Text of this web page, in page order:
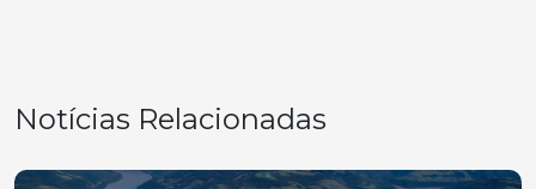
Notícias Relacionadas